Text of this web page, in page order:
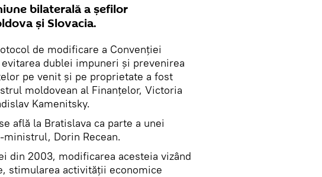
bilaterală a șefilor
și Slovacia.
de modificare a Convenției
dublei impuneri și prevenirea
pe venit și pe proprietate a fost
moldovean al Finanțelor, Victoria
Kamenitsky.
află la Bratislava ca parte a unei
Dorin Recean.
din 2003, modificarea acesteia vizând
stimularea activității economice